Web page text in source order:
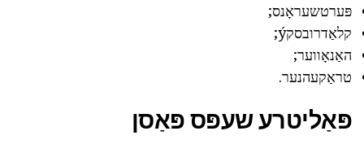
פּערטשעראָנס;
קלאַדרובסקý;
האַנאָווער;
טראַקעהנער.
פּאַליטרע שעפּס פּאַסן